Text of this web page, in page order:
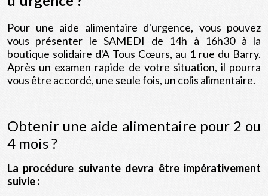
Pour une aide alimentaire d'urgence, vous pouvez
vous présenter le SAMEDI de 14h à 16h30 à la
boutique solidaire d'A Tous Cœurs, au 1 rue du Barry.
Après un examen rapide de votre situation, il pourra
vous être accordé, une seule fois, un colis alimentaire.
Obtenir une aide alimentaire pour 2 ou
4 mois ?
La procédure suivante devra être impérativement
suivie :